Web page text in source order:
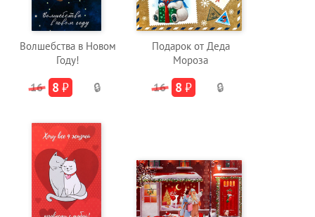
Волшебства в Новом
Году!
16 8 ₽ 🔒
Подарок от Деда
Мороза
16 8 ₽ 🔒